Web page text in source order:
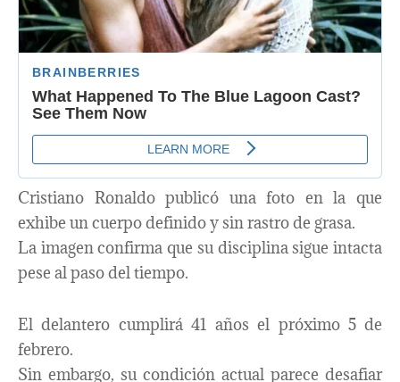
Cristiano Ronaldo publicó una foto en la que
exhibe un cuerpo definido y sin rastro de grasa.
La imagen confirma que su disciplina sigue intacta
pese al paso del tiempo.
El delantero cumplirá 41 años el próximo 5 de
febrero.
Sin embargo, su condición actual parece desafiar